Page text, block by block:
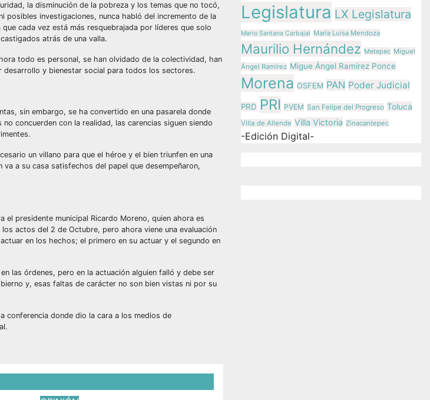
la disminución de la pobreza y los temas que no tocó,
posibles investigaciones, nunca habló del incremento de la
cada vez está más resquebrajada por líderes que solo
atrás de una valla.
todo es personal, se han olvidado de la colectividad, han
y bienestar social para todos los sectores.
sin embargo, se ha convertido en una pasarela donde
concuerden con la realidad, las carencias siguen siendo
un villano para que el héroe y el bien triunfen en una
a su casa satisfechos del papel que desempeñaron,
presidente municipal Ricardo Moreno, quien ahora es
actos del 2 de Octubre, pero ahora viene una evaluación
en los hechos; el primero en su actuar y el segundo en
las órdenes, pero en la actuación alguien falló y debe ser
y, esas faltas de carácter no son bien vistas ni por su
conferencia donde dio la cara a los medios de
Legislatura LX Legislatura
Mario Santana Carbajal María Luisa Mendoza
Maurilio Hernández Metepec Miguel
Ángel Ramírez Migue Ángel Ramírez Ponce
Morena OSFEM PAN Poder Judicial
PRD PRI PVEM San Felipe del Progreso Toluca
Villa de Allende Villa Victoria Zinacantepec
-Edición Digital-